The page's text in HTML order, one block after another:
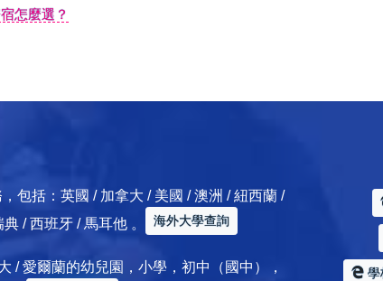
怎麼選？
包括：英國 / 加拿大 / 美國 / 澳洲 / 紐西蘭 /
/ 西班牙 / 馬耳他 。
海外大學查詢
/ 愛爾蘭的幼兒園，小學，初中（國中），
學